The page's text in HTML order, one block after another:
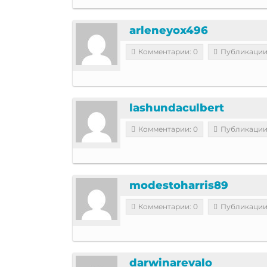
arleneyox496
Комментарии: 0
lashundaculbert
Комментарии: 0
modestoharris89
Комментарии: 0
darwinarevalo